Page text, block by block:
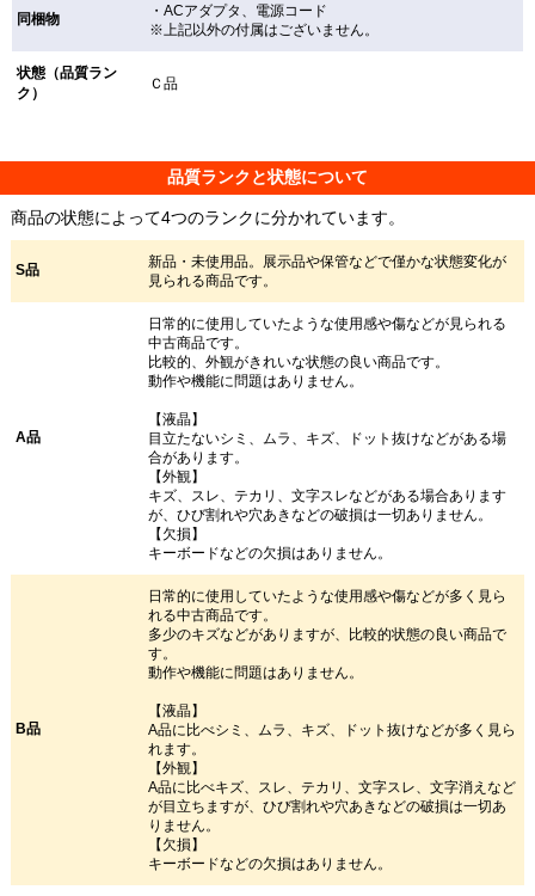
同梱物
・ACアダプタ、電源コード
※上記以外の付属はございません。
状態（品質ラン
ク）
Ｃ品
品質ランクと状態について
商品の状態によって4つのランクに分かれています。
S品
新品・未使用品。展示品や保管などで僅かな状態変化が
見られる商品です。
A品
日常的に使用していたような使用感や傷などが見られる
中古商品です。
比較的、外観がきれいな状態の良い商品です。
動作や機能に問題はありません。
【液晶】
目立たないシミ、ムラ、キズ、ドット抜けなどがある場
合があります。
【外観】
キズ、スレ、テカリ、文字スレなどがある場合あります
が、ひび割れや穴あきなどの破損は一切ありません。
【欠損】
キーボードなどの欠損はありません。
B品
日常的に使用していたような使用感や傷などが多く見ら
れる中古商品です。
多少のキズなどがありますが、比較的状態の良い商品で
す。
動作や機能に問題はありません。
【液晶】
A品に比べシミ、ムラ、キズ、ドット抜けなどが多く見ら
れます。
【外観】
A品に比べキズ、スレ、テカリ、文字スレ、文字消えなど
が目立ちますが、ひび割れや穴あきなどの破損は一切あ
りません。
【欠損】
キーボードなどの欠損はありません。